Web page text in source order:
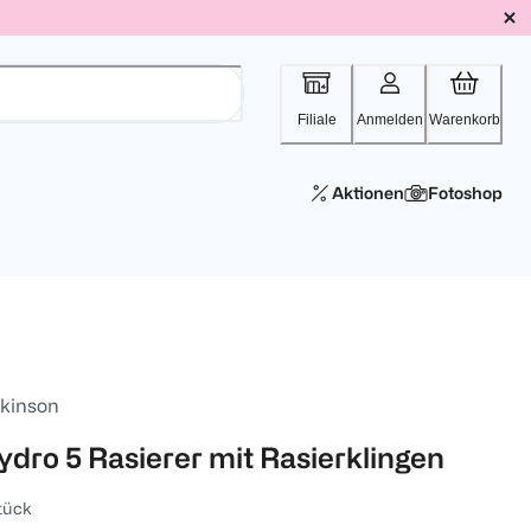
Filiale Anmelden Warenkorb
Aktionen Fotoshop
5 Rasierer mit Rasierklingen